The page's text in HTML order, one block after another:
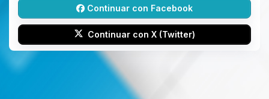
Continuar con Facebook
Continuar con X (Twitter)